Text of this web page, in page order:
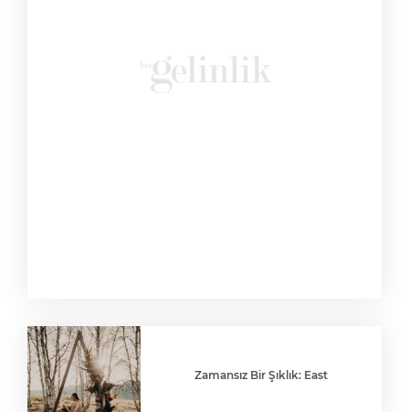
Zamansız Bir Şıklık: East